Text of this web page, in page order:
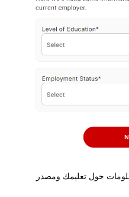
تعليمك ومصدر